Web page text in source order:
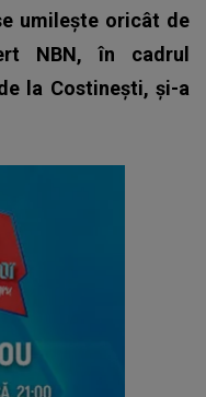
umilește oricât de
NBN, în cadrul
la Costinești, și-a